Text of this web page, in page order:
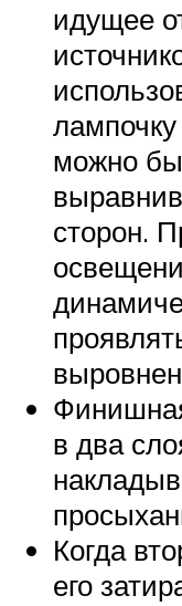
идущее
можно
сторон.
в два
Когда
его